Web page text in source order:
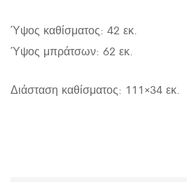
Ύψος καθίσματος: 42 εκ.
Ύψος μπράτσων: 62 εκ.
Διάσταση καθίσματος: 111×34 εκ.